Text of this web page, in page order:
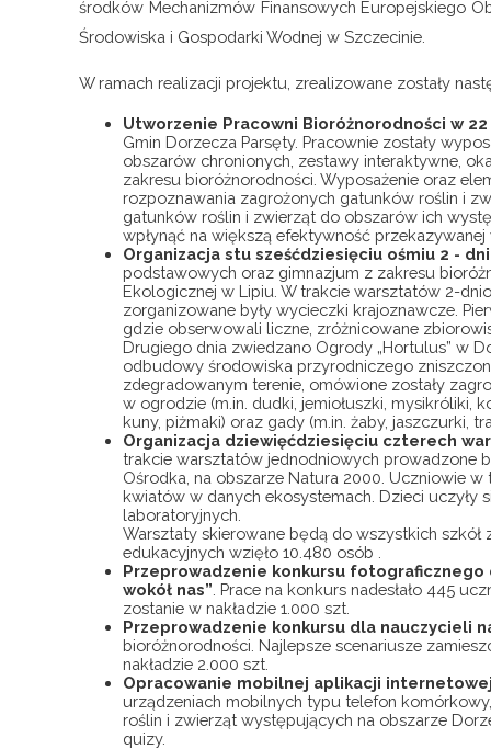
środków Mechanizmów Finansowych Europejskiego
Środowiska i Gospodarki Wodnej w Szczecinie.
W ramach realizacji projektu, zrealizowane zostały
Utworzenie Pracowni Bioróżnorodności w
Gmin Dorzecza Parsęty. Pracownie zostały
obszarów chronionych, zestawy interaktywne,
zakresu bioróżnorodności. Wyposażenie oraz
rozpoznawania zagrożonych gatunków roślin i
gatunków roślin i zwierząt do obszarów ich
wpłynąć na większą efektywność
Organizacja stu sześćdziesięciu ośmiu 2 -
podstawowych oraz gimnazjum z zakresu
Ekologicznej w Lipiu. W trakcie warsztatów 2-
zorganizowane były wycieczki krajoznawcze.
gdzie obserwowali liczne, zróżnicowane
Drugiego dnia zwiedzano Ogrody „Hortulus” w
odbudowy środowiska przyrodniczego
zdegradowanym terenie, omówione zostały
w ogrodzie (m.in. dudki, jemiołuszki, mysikróliki,
kuny, piżmaki) oraz gady (m.in. żaby, jaszczurki,
Organizacja dziewięćdziesięciu czterech
trakcie warsztatów jednodniowych prowadzone
Ośrodka, na obszarze Natura 2000. Uczniowie
kwiatów w danych ekosystemach. Dzieci uczyły
laboratoryjnych.
Warsztaty skierowane będą do wszystkich szkół
edukacyjnych wzięło 10.480 osób .
Przeprowadzenie konkursu fotograficznego
wokół nas” . Prace na konkurs nadesłało 445
zostanie w nakładzie 1.000 szt.
Przeprowadzenie konkursu dla nauczycieli
bioróżnorodności. Najlepsze scenariusze
nakładzie 2.000 szt.
Opracowanie mobilnej aplikacji internetowej
urządzeniach mobilnych typu telefon
roślin i zwierząt występujących na obszarze
quizy.